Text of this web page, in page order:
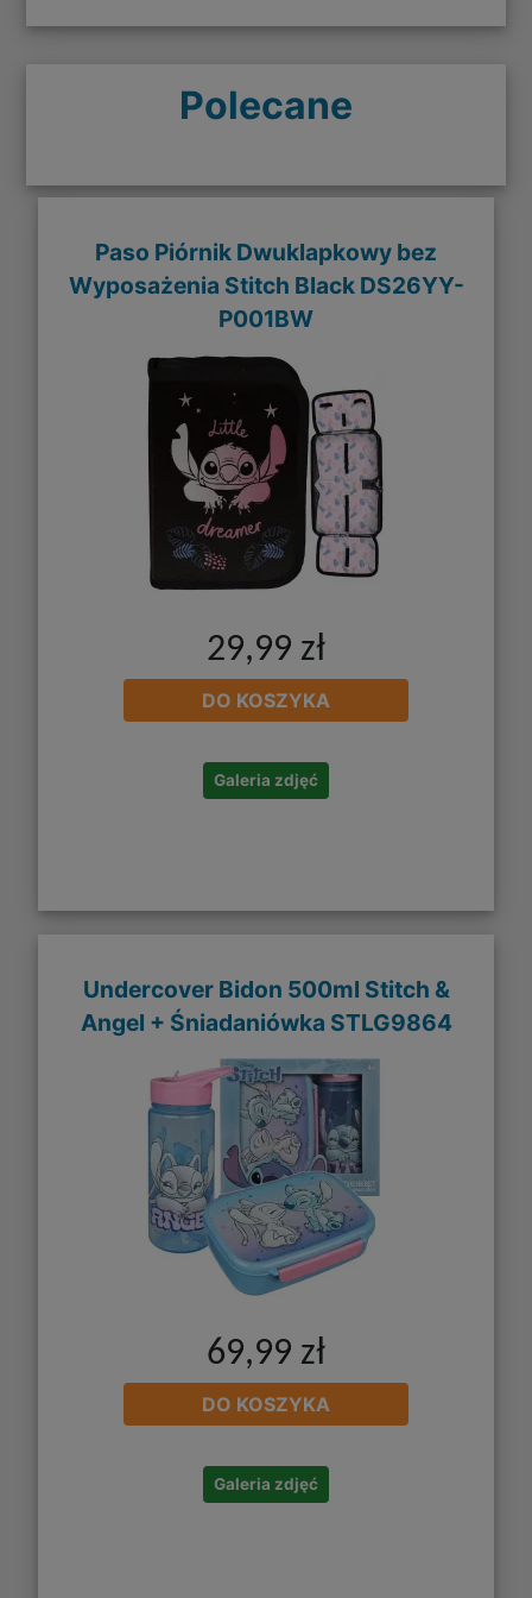
Polecane
Paso Piórnik Dwuklapkowy bez
Wyposażenia Stitch Black DS26YY-
P001BW
29,99 zł
DO KOSZYKA
Galeria zdjęć
Undercover Bidon 500ml Stitch &
Angel + Śniadaniówka STLG9864
69,99 zł
DO KOSZYKA
Galeria zdjęć